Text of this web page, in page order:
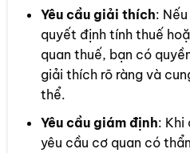
Yêu cầu giải thích:
quyết định tính thuế
quan thuế, bạn có
giải thích rõ ràng và
thể.
Yêu cầu giám định: Khi
yêu cầu cơ quan có